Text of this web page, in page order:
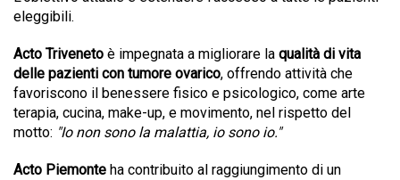
eleggibili.
Acto Triveneto è impegnata a migliorare la qualità di vita
delle pazienti con tumore ovarico, offrendo attività che
favoriscono il benessere fisico e psicologico, come arte
terapia, cucina, make-up, e movimento, nel rispetto del
motto: "Io non sono la malattia, io sono io."
Acto Piemonte ha contribuito al raggiungimento di un